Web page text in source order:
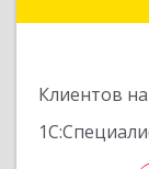
Клиентов